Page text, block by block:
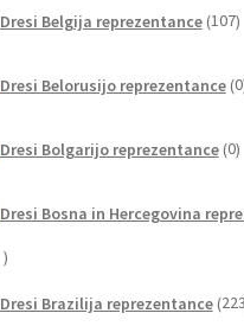
Dresi Belgija reprezentance 107
Dresi Belorusijo reprezentance 0
Dresi Bolgarijo reprezentance 0
Dresi Bosna in Hercegovina
20
Dresi Brazilija reprezentance 223